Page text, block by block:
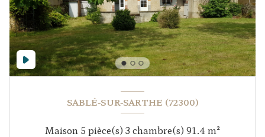
SABLÉ-SUR-SARTHE (72300)
Maison 5 pièce(s) 3 chambre(s) 91.4 m²